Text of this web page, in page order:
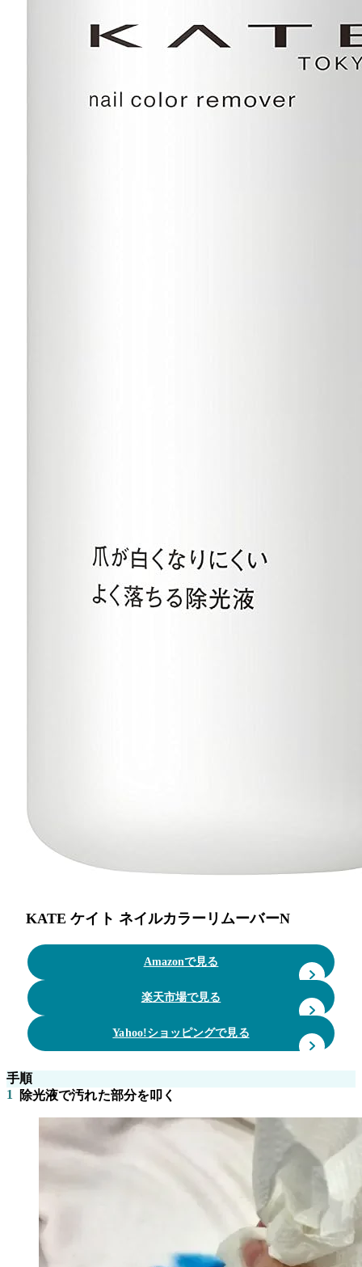
KATE ケイト ネイルカラーリムーバーN
Amazonで見る
楽天市場で見る
Yahoo!ショッピングで見る
手順
1
除光液で汚れた部分を叩く